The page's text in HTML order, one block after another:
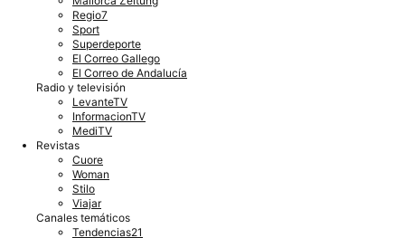
Regio7
Sport
Superdeporte
El Correo Gallego
El Correo de Andalucía
Radio y televisión
LevanteTV
InformacionTV
MediTV
Revistas
Cuore
Woman
Stilo
Viajar
Canales temáticos
Tendencias21